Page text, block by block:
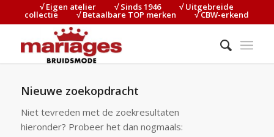
√ Eigen atelier⠀⠀⠀√ Sinds 1946⠀⠀⠀√ Uitgebreide
collectie⠀⠀⠀√ Betaalbare TOP merken⠀⠀⠀√ CBW-erkend
Nieuwe zoekopdracht
Niet tevreden met de zoekresultaten
hieronder? Probeer het dan nogmaals: